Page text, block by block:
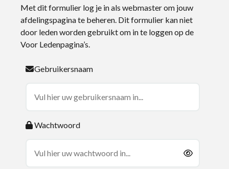
Met dit formulier log je in als webmaster om jouw
afdelingspagina te beheren. Dit formulier kan niet
door leden worden gebruikt om in te loggen op de
Voor Ledenpagina’s.
Gebruikersnaam
Wachtwoord